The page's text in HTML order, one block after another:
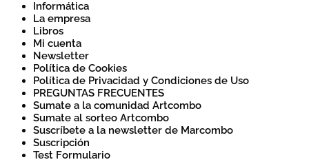
Informática
La empresa
Libros
Mi cuenta
Newsletter
Política de Cookies
Política de Privacidad y Condiciones de Uso
PREGUNTAS FRECUENTES
Sumate a la comunidad Artcombo
Sumate al sorteo Artcombo
Suscríbete a la newsletter de Marcombo
Suscripción
Test Formulario